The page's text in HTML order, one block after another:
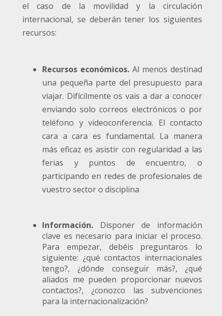
el caso de la movilidad y la circulación
internacional, se deberán tener los siguientes
recursos:
Recursos económicos. Al menos destinad
una pequeña parte del presupuesto para
viajar. Difícilmente os vais a dar a conocer
enviando solo correos electrónicos o por
teléfono y videoconferencia. El contacto
cara a cara es fundamental. La manera
más eficaz es asistir con regularidad a las
ferias y puntos de encuentro, o
participando en redes de profesionales de
vuestro sector o disciplina
Información. Disponer de información
clave es necesario para iniciar el proceso.
Para empezar, debéis preguntaros lo
siguiente: ¿qué contactos internacionales
tengo?, ¿dónde conseguir más?, ¿qué
aliados me pueden proporcionar nuevos
contactos?, ¿conozco las subvenciones
para la internacionalización?